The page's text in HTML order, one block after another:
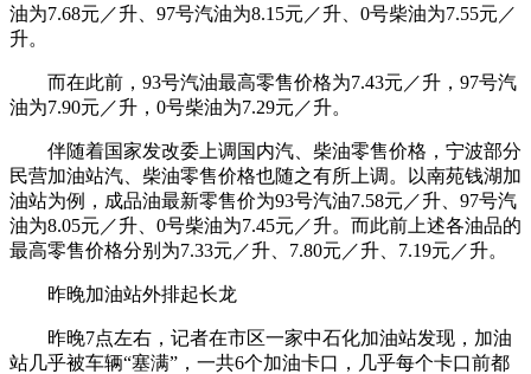
油为7.68元／升、97号汽油为8.15元／升、0号柴油为7.55元／
升。
而在此前，93号汽油最高零售价格为7.43元／升，97号汽
油为7.90元／升，0号柴油为7.29元／升。
伴随着国家发改委上调国内汽、柴油零售价格，宁波部分
民营加油站汽、柴油零售价格也随之有所上调。以南苑钱湖加
油站为例，成品油最新零售价为93号汽油7.58元／升、97号汽
油为8.05元／升、0号柴油为7.45元／升。而此前上述各油品的
最高零售价格分别为7.33元／升、7.80元／升、7.19元／升。
昨晚加油站外排起长龙
昨晚7点左右，记者在市区一家中石化加油站发现，加油
站几乎被车辆“塞满”，一共6个加油卡口，几乎每个卡口前都